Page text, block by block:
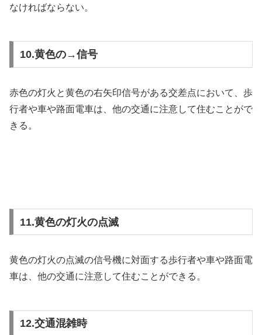
なければならない。
10.黄色の→信号
赤色の灯火と黄色の右矢印信号がある交差点において、歩
行者や車や路面電車は、他の交通に注意して住むことがで
きる。
11.黄色の灯火の点滅
黄色の灯火の点滅の信号機に対面する歩行者や車や路面電
車は、他の交通に注意して住むことができる。
12.交通混雑時